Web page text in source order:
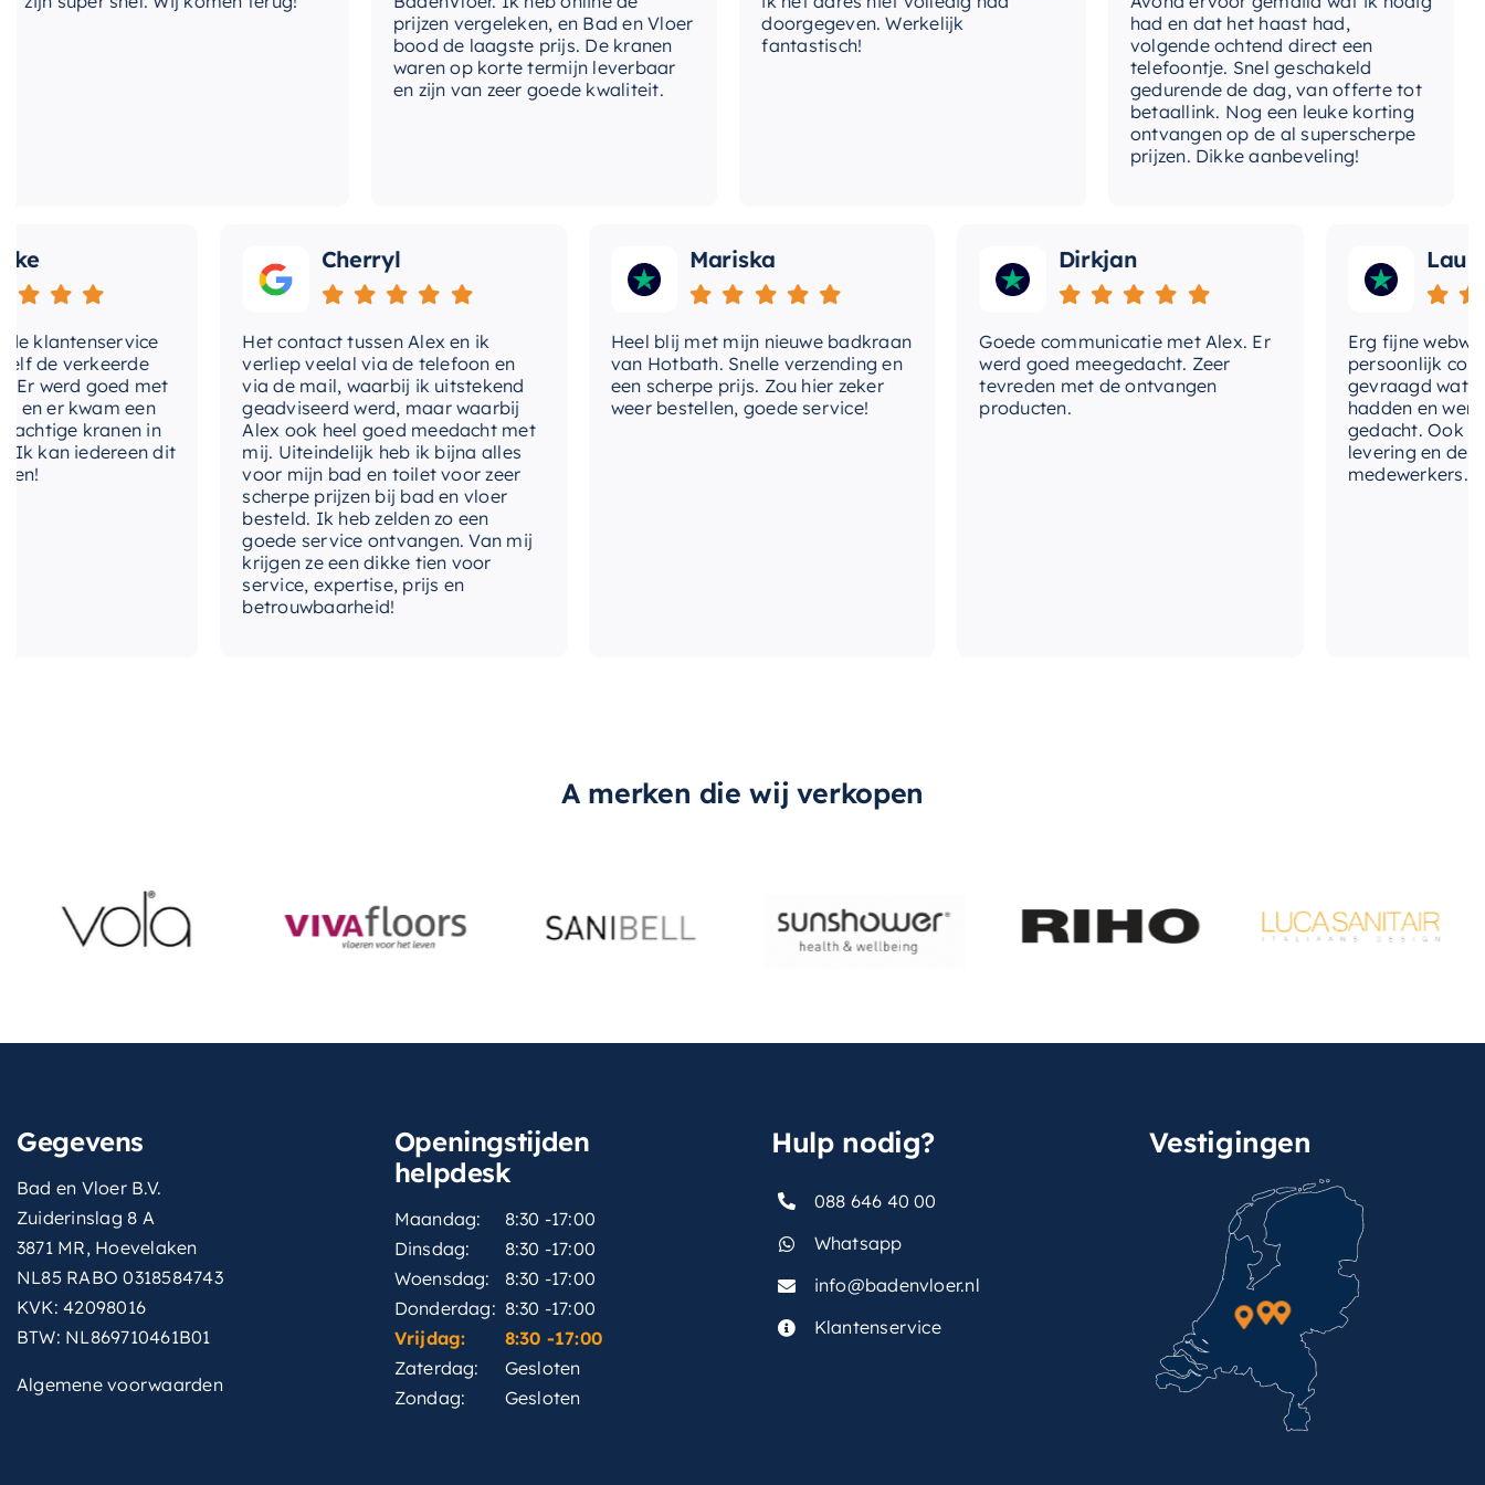
stopcontact Nee, los bij bestellen
2-3 weken
Nee, los bij bestellen
prijzen vergeleken, en Bad en Vloer
bood de laagste prijs. De kranen
waren op korte termijn leverbaar
en zijn van zeer goede kwaliteit.
doorgegeven. Werkelijk
fantastisch!
had en dat het haast had,
volgende ochtend direct een
telefoontje. Snel geschakeld
gedurende de dag, van offerte tot
betaallink. Nog een leuke korting
ontvangen op de al superscherpe
prijzen. Dikke aanbeveling!
verkeerde
goed met
kwam een
kranen in
iedereen dit
Cherryl
Het contact tussen Alex en ik
verliep veelal via de telefoon en
via de mail, waarbij ik uitstekend
geadviseerd werd, maar waarbij
Alex ook heel goed meedacht met
mij. Uiteindelijk heb ik bijna alles
voor mijn bad en toilet voor zeer
scherpe prijzen bij bad en vloer
besteld. Ik heb zelden zo een
goede service ontvangen. Van mij
krijgen ze een dikke tien voor
service, expertise, prijs en
betrouwbaarheid!
Mariska
Heel blij met mijn nieuwe badkraan
van Hotbath. Snelle verzending en
een scherpe prijs. Zou hier zeker
weer bestellen, goede service!
Dirkjan
Goede communicatie met Alex. Er
werd goed meegedacht. Zeer
tevreden met de ontvangen
producten.
Laura
Erg fijne webwinkel,
persoonlijk contact
gevraagd wat we
hadden en werd
gedacht. Ook in de
levering en
medewerkers. Wij
A merken die wij verkopen
Gegevens
Bad en Vloer B.V.
Zuiderinslag 8 A
3871 MR, Hoevelaken
NL85 RABO 0318584743
KVK: 42098016
BTW: NL869710461B01
Algemene voorwaarden
Openingstijden
helpdesk
Maandag:
8:30 -17:00
Dinsdag:
8:30 -17:00
Woensdag:
8:30 -17:00
Donderdag: 8:30 -17:00
Vrijdag:
8:30 -17:00
Zaterdag:
Gesloten
Zondag:
Gesloten
Hulp nodig?
088 646 40 00
Whatsapp
info@badenvloer.nl
Klantenservice
Vestigingen